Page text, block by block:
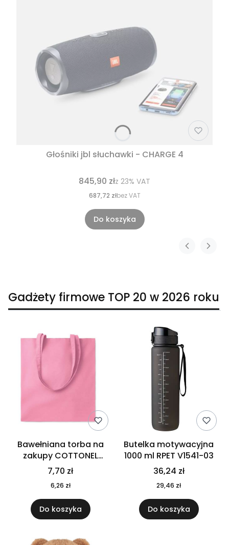
Głośniki jbl słuchawki - CHARGE 4
845,90 złz 23% VAT
687,72 złbez VAT
Do koszyka
Gadżety firmowe TOP 20 w 2026 roku
Bawełniana torba na
zakupy COTTONEL
COLOUR++ MO9846-11
7,70 zł
6,26 zł
Do koszyka
Butelka motywacyjna
1000 ml RPET V1541-03
36,24 zł
29,46 zł
Do koszyka